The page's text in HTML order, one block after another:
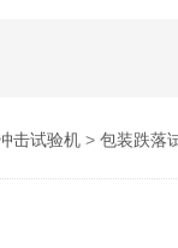
击试验机> 包装跌落